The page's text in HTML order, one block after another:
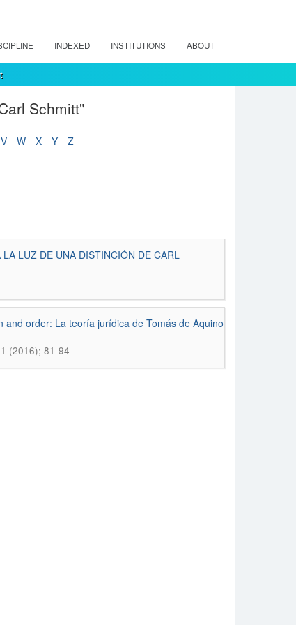
INDEXED INSTITUTIONS ABOUT
Schmitt"
V W X Y
Z
LUZ DE UNA DISTINCIÓN DE CARL
order: La teoría jurídica de Tomás de Aquino
(2016); 81-94